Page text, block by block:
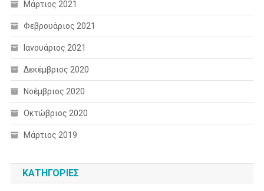
Μάρτιος 2021
Φεβρουάριος 2021
Ιανουάριος 2021
Δεκέμβριος 2020
Νοέμβριος 2020
Οκτώβριος 2020
Μάρτιος 2019
KΑΤΗΓΟΡΊΕΣ